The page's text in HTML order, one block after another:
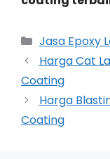
Jasa Epoxy
Harga Cat
Coating
Harga
Coating